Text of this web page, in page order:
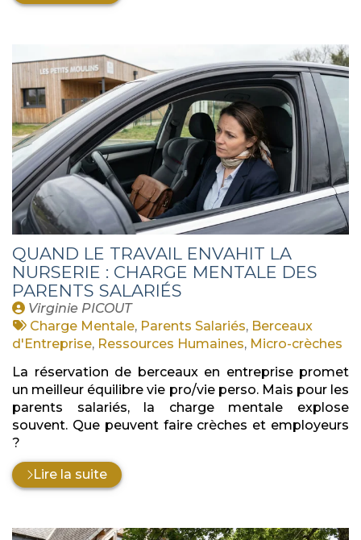
QUAND LE TRAVAIL ENVAHIT LA
NURSERIE : CHARGE MENTALE DES
PARENTS SALARIÉS
Publié
par
Virginie PICOUT
Tags
:
Charge Mentale, Parents Salariés, Berceaux
d'Entreprise, Ressources Humaines, Micro-crèches
La réservation de berceaux en entreprise promet
un meilleur équilibre vie pro/vie perso. Mais pour les
parents salariés, la charge mentale explose
souvent. Que peuvent faire crèches et employeurs
?
Lire la suite